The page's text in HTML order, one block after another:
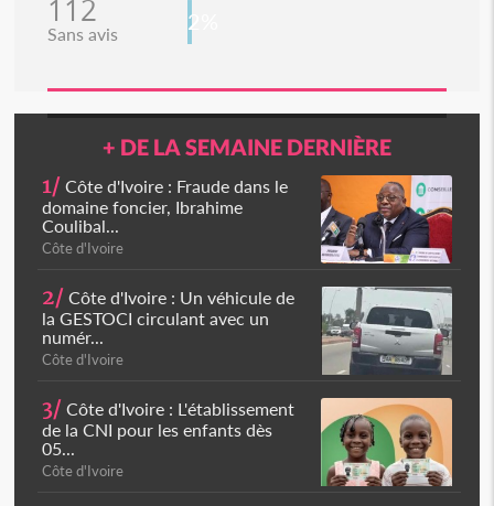
112
Sans avis 2%
+ DE LA SEMAINE DERNIÈRE
1/ Côte d'Ivoire : Fraude dans le
domaine foncier, Ibrahime
Coulibal...
Côte d'Ivoire
2/ Côte d'Ivoire : Un véhicule de
la GESTOCI circulant avec un
numér...
Côte d'Ivoire
3/ Côte d'Ivoire : L'établissement
de la CNI pour les enfants dès
05...
Côte d'Ivoire